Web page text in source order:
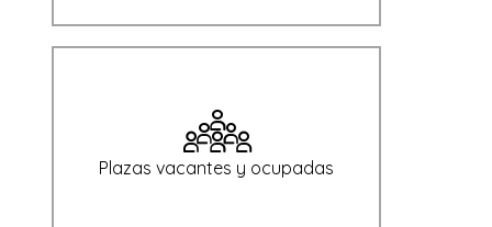
Plazas vacantes y ocupadas